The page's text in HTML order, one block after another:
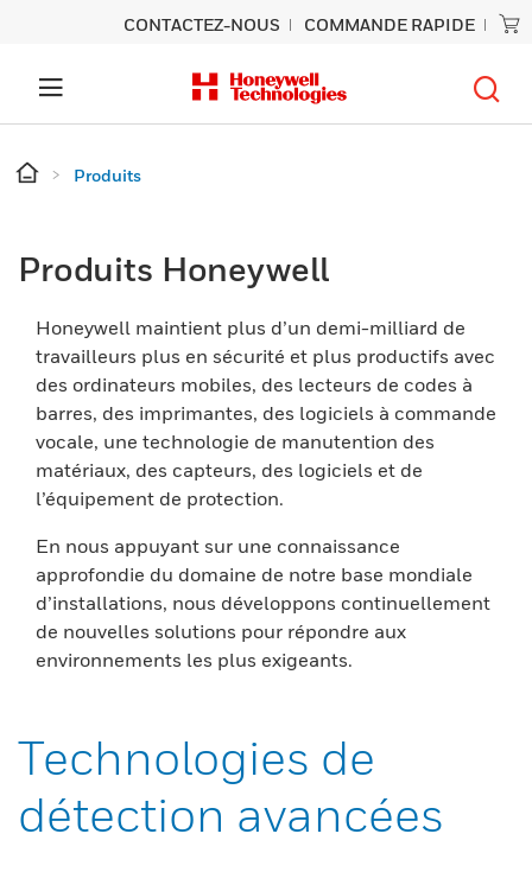
CONTACTEZ-NOUS COMMANDE RAPIDE
Produits
Produits Honeywell
Honeywell maintient plus d’un demi-milliard de
travailleurs plus en sécurité et plus productifs avec
des ordinateurs mobiles, des lecteurs de codes à
barres, des imprimantes, des logiciels à commande
vocale, une technologie de manutention des
matériaux, des capteurs, des logiciels et de
l’équipement de protection.
En nous appuyant sur une connaissance
approfondie du domaine de notre base mondiale
d’installations, nous développons continuellement
de nouvelles solutions pour répondre aux
environnements les plus exigeants.
Technologies de
détection avancées